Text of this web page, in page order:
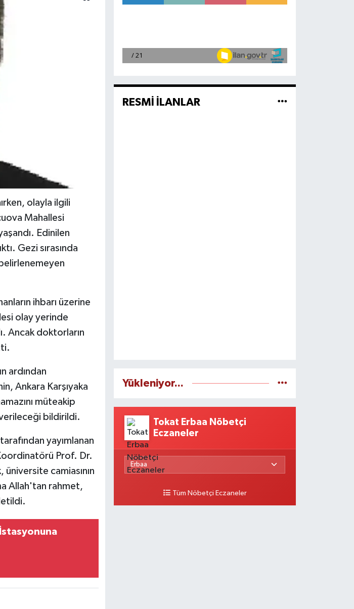
olayla ilgili
Mahallesi
Edinilen
Gezi sırasında
belirlenemeyen
ihbarı üzerine
olay yerinde
Ancak doktorların
ardından
Ankara Karşıyaka
müteakip
verileceği bildirildi.
yayımlanan
Prof. Dr.
camiasının
Allah'tan rahmet,
İstasyonuna
RESMİ İLANLAR
Yükleniyor...
Tokat Erbaa Nöbetçi
Eczaneler
Tüm Nöbetçi Eczaneler